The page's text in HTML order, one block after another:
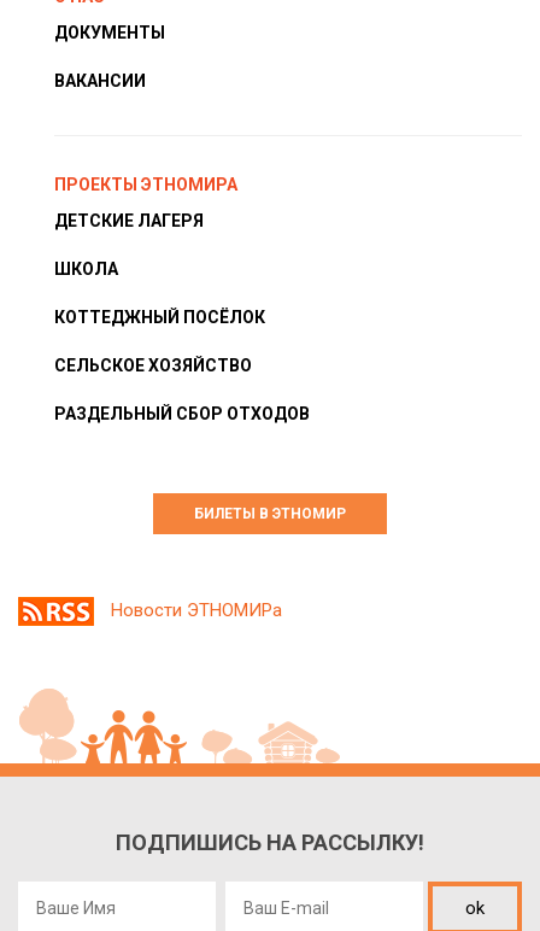
ДОКУМЕНТЫ
ВАКАНСИИ
ПРОЕКТЫ ЭТНОМИРА
ДЕТСКИЕ ЛАГЕРЯ
ШКОЛА
КОТТЕДЖНЫЙ ПОСЁЛОК
СЕЛЬСКОЕ ХОЗЯЙСТВО
РАЗДЕЛЬНЫЙ СБОР ОТХОДОВ
БИЛЕТЫ В ЭТНОМИР
Новости ЭТНОМИРа
ПОДПИШИСЬ НА РАССЫЛКУ!
ok